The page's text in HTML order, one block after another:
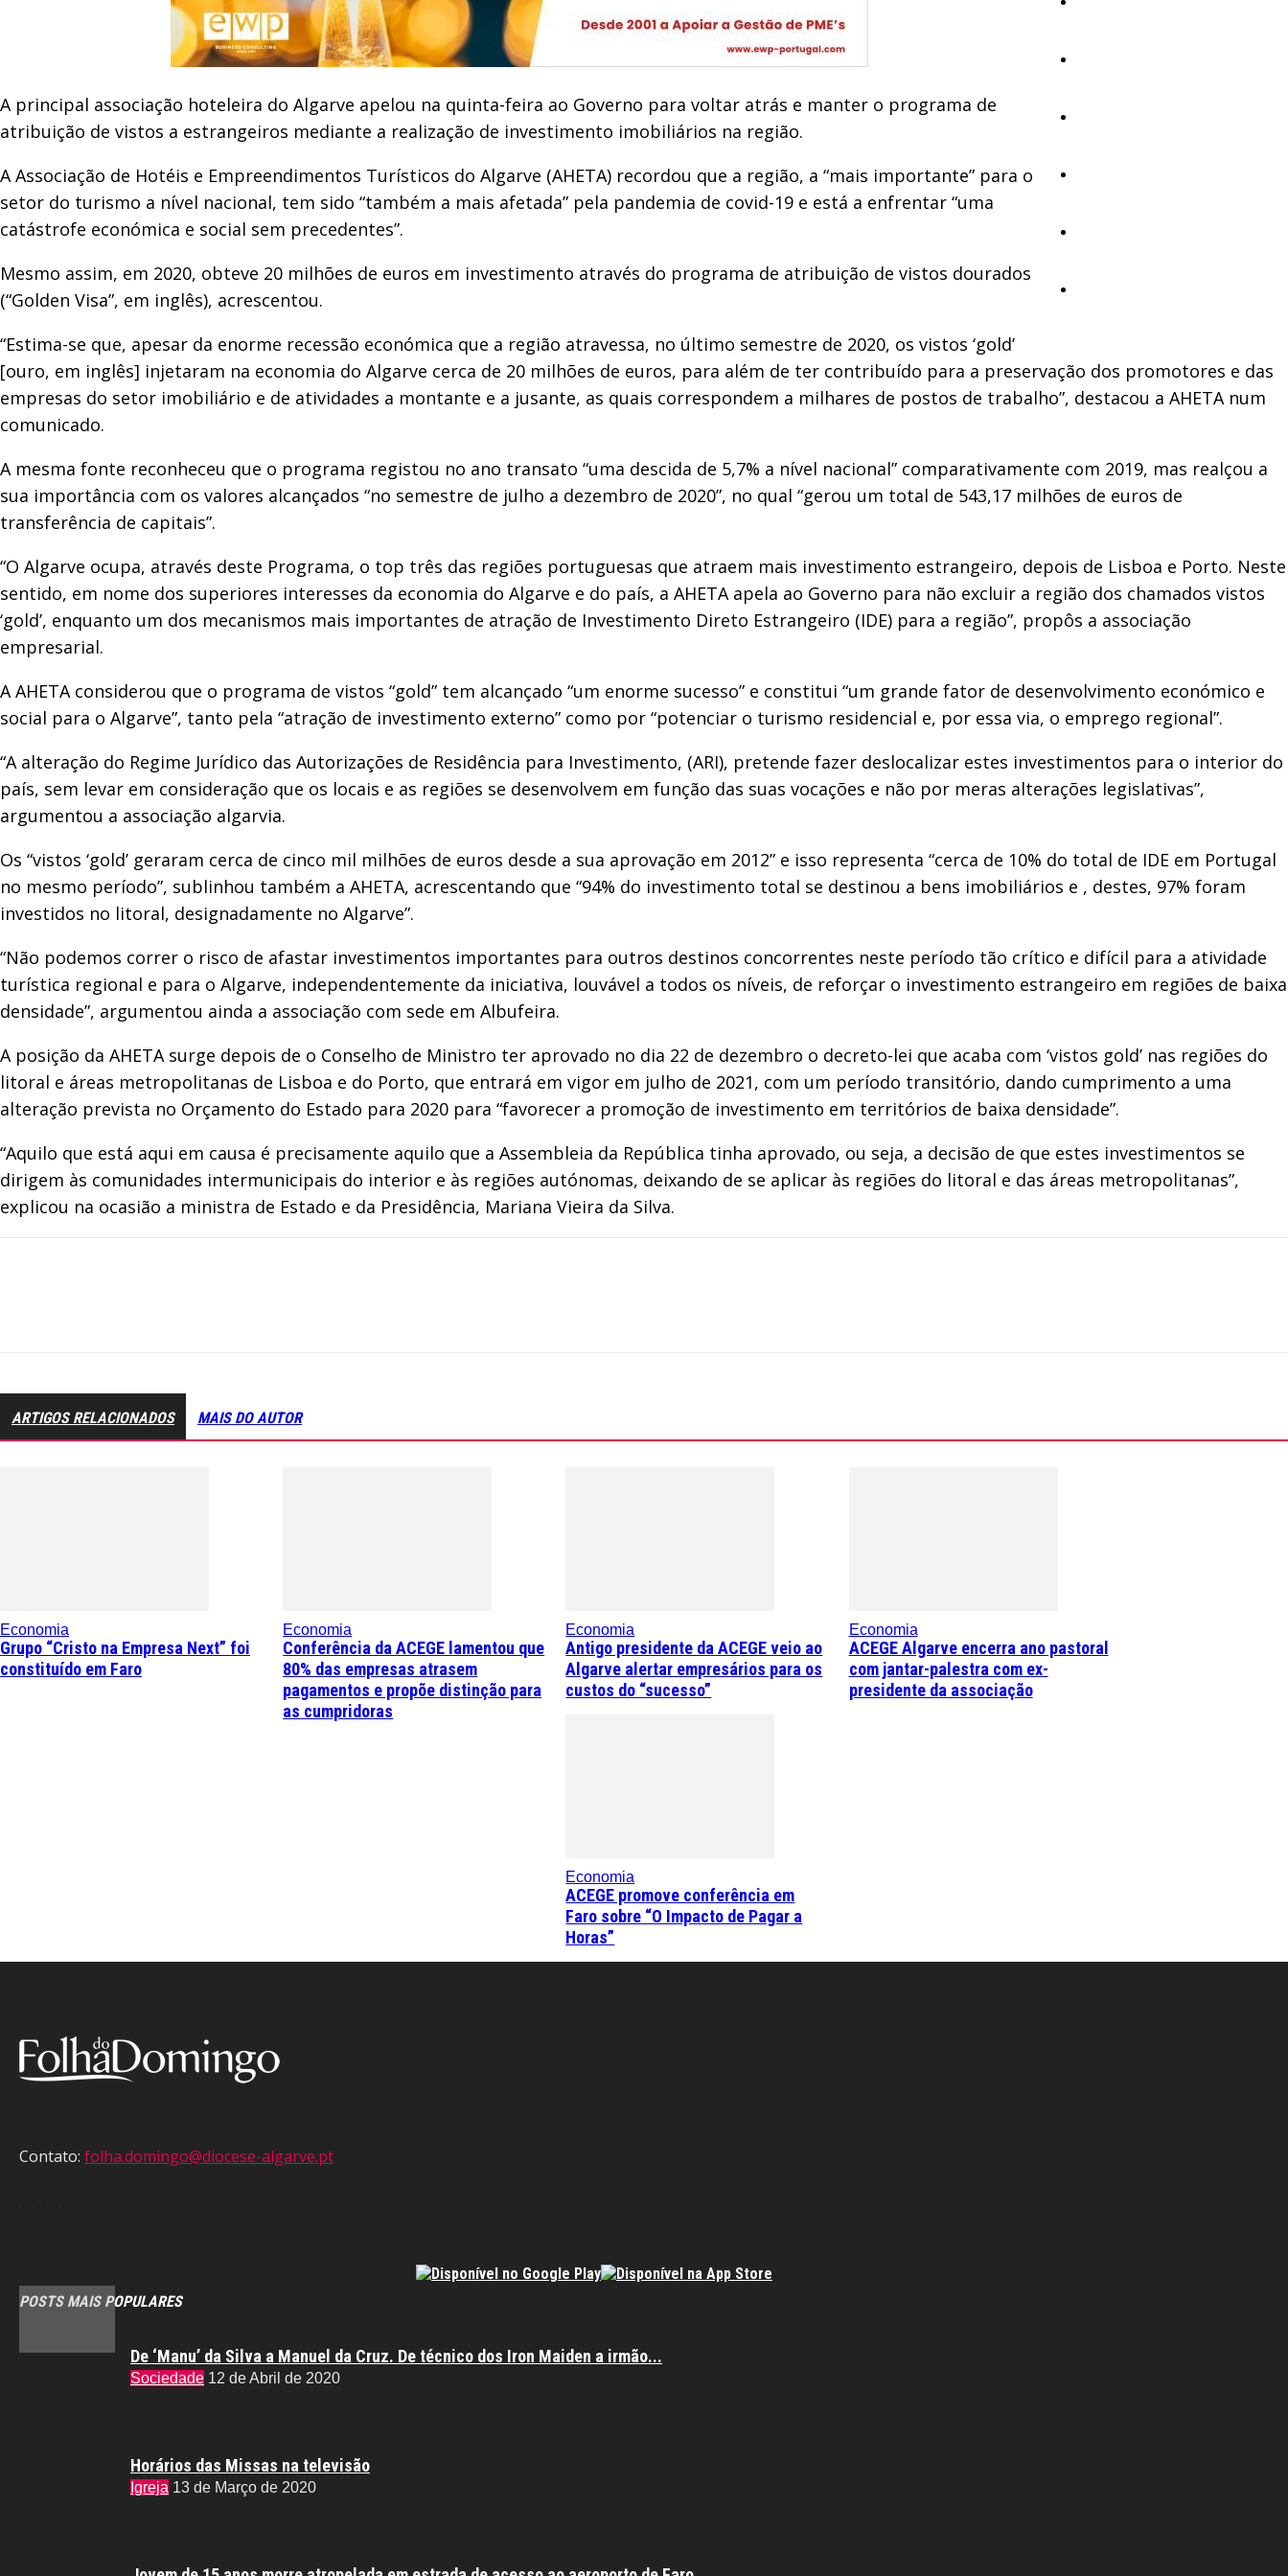
A principal associação hoteleira do Algarve apelou na quinta-feira ao Governo para voltar atrás e manter o programa de
atribuição de vistos a estrangeiros mediante a realização de investimento imobiliários na região.
A Associação de Hotéis e Empreendimentos Turísticos do Algarve (AHETA) recordou que a região, a “mais importante” para o
setor do turismo a nível nacional, tem sido “também a mais afetada” pela pandemia de covid-19 e está a enfrentar “uma
catástrofe económica e social sem precedentes”.
Mesmo assim, em 2020, obteve 20 milhões de euros em investimento através do programa de atribuição de vistos dourados
(“Golden Visa”, em inglês), acrescentou.
“Estima-se que, apesar da enorme recessão económica que a região atravessa, no último semestre de 2020, os vistos ‘gold’
[ouro, em inglês] injetaram na economia do Algarve cerca de 20 milhões de euros, para além de ter contribuído para a preservação dos promotores e das
empresas do setor imobiliário e de atividades a montante e a jusante, as quais correspondem a milhares de postos de trabalho”, destacou a AHETA num
comunicado.
A mesma fonte reconheceu que o programa registou no ano transato “uma descida de 5,7% a nível nacional” comparativamente com 2019, mas realçou a
sua importância com os valores alcançados “no semestre de julho a dezembro de 2020”, no qual “gerou um total de 543,17 milhões de euros de
transferência de capitais”.
“O Algarve ocupa, através deste Programa, o top três das regiões portuguesas que atraem mais investimento estrangeiro, depois de Lisboa e Porto. Neste
sentido, em nome dos superiores interesses da economia do Algarve e do país, a AHETA apela ao Governo para não excluir a região dos chamados vistos
‘gold’, enquanto um dos mecanismos mais importantes de atração de Investimento Direto Estrangeiro (IDE) para a região”, propôs a associação
empresarial.
A AHETA considerou que o programa de vistos “gold” tem alcançado “um enorme sucesso” e constitui “um grande fator de desenvolvimento económico e
social para o Algarve”, tanto pela “atração de investimento externo” como por “potenciar o turismo residencial e, por essa via, o emprego regional”.
“A alteração do Regime Jurídico das Autorizações de Residência para Investimento, (ARI), pretende fazer deslocalizar estes investimentos para o interior do
país, sem levar em consideração que os locais e as regiões se desenvolvem em função das suas vocações e não por meras alterações legislativas”,
argumentou a associação algarvia.
Os “vistos ‘gold’ geraram cerca de cinco mil milhões de euros desde a sua aprovação em 2012” e isso representa “cerca de 10% do total de IDE em Portugal
no mesmo período”, sublinhou também a AHETA, acrescentando que “94% do investimento total se destinou a bens imobiliários e , destes, 97% foram
investidos no litoral, designadamente no Algarve”.
“Não podemos correr o risco de afastar investimentos importantes para outros destinos concorrentes neste período tão crítico e difícil para a atividade
turística regional e para o Algarve, independentemente da iniciativa, louvável a todos os níveis, de reforçar o investimento estrangeiro em regiões de baixa
densidade”, argumentou ainda a associação com sede em Albufeira.
A posição da AHETA surge depois de o Conselho de Ministro ter aprovado no dia 22 de dezembro o decreto-lei que acaba com ‘vistos gold’ nas regiões do
litoral e áreas metropolitanas de Lisboa e do Porto, que entrará em vigor em julho de 2021, com um período transitório, dando cumprimento a uma
alteração prevista no Orçamento do Estado para 2020 para “favorecer a promoção de investimento em territórios de baixa densidade”.
“Aquilo que está aqui em causa é precisamente aquilo que a Assembleia da República tinha aprovado, ou seja, a decisão de que estes investimentos se
dirigem às comunidades intermunicipais do interior e às regiões autónomas, deixando de se aplicar às regiões do litoral e das áreas metropolitanas”,
explicou na ocasião a ministra de Estado e da Presidência, Mariana Vieira da Silva.
ARTIGOS RELACIONADOS MAIS DO AUTOR
Economia
Grupo “Cristo na Empresa Next” foi
constituído em Faro
Economia
Conferência da ACEGE lamentou que
80% das empresas atrasem
pagamentos e propõe distinção para
as cumpridoras
Economia
Antigo presidente da ACEGE veio ao
Algarve alertar empresários para os
custos do “sucesso”
Economia
ACEGE Algarve encerra ano pastoral
com jantar-palestra com ex-
presidente da associação
Economia
ACEGE promove conferência em
Faro sobre “O Impacto de Pagar a
Horas”
Contato: folha.domingo@diocese-algarve.pt
POSTS MAIS POPULARES
De ‘Manu’ da Silva a Manuel da Cruz. De técnico dos Iron Maiden a irmão...
Sociedade 12 de Abril de 2020
Horários das Missas na televisão
Igreja 13 de Março de 2020